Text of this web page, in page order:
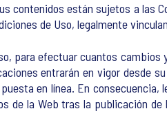
contenidos están sujetos a las
de Uso, legalmente
para efectuar cuantos
entrarán en vigor desde
en línea. En
de la Web tras la publicación